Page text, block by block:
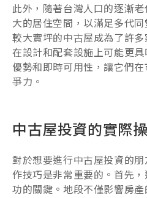
此外，隨著台灣人口的逐漸
大的居住空間，以滿足多代
較大實坪的中古屋成為了許
在設計和配套設施上可能更
優勢和即時可用性，讓它們
爭力。
中古屋投資的實際
對於想要進行中古屋投資的
作技巧是非常重要的。首先
功的關鍵。地段不僅影響房